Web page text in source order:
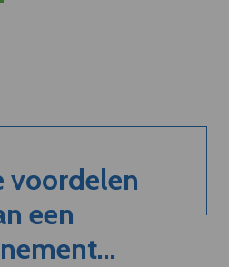
voordelen
een